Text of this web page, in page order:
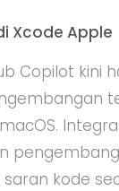
Xcode Apple
Copilot kini
kode